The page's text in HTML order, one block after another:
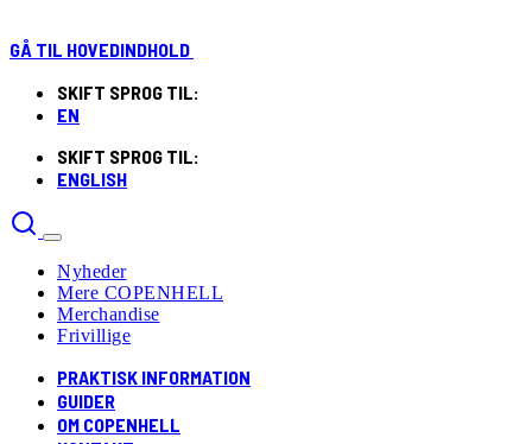
GÅ TIL HOVEDINDHOLD
SKIFT SPROG TIL:
EN
SKIFT SPROG TIL:
ENGLISH
Nyheder
Mere COPENHELL
Merchandise
Frivillige
PRAKTISK INFORMATION
GUIDER
OM COPENHELL